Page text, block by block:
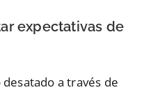
expectativas de
a través de